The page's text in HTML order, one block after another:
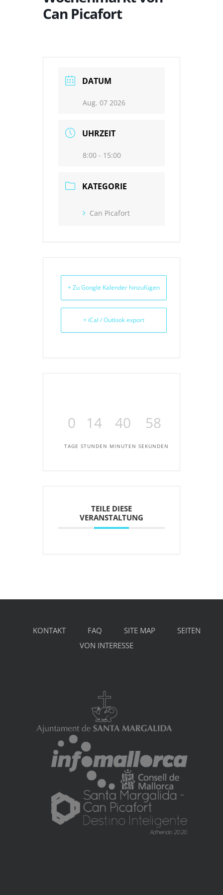
Can Picafort
DATUM
Aug. 07 2026
UHRZEIT
8:00 - 15:00
KATEGORIE
Can Picafort
+ Zu Google Kalender hinzufügen
+ iCal / Outlook export
0
TAGE
14
STUNDEN
40
MINUTEN
58
SEKUNDEN
TEILE DIESE
VERANSTALTUNG
KONTAKT FAQ SITE MAP
SEITEN
VON INTERESSE